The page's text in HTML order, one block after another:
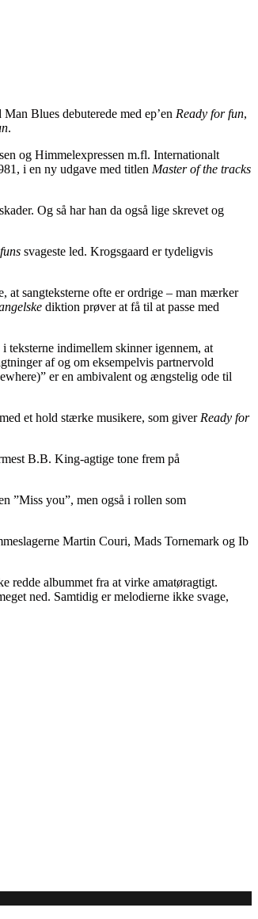
Blues debuterede med ep’en Ready for fun,
.
og Himmelexpressen m.fl. Internationalt
i en ny udgave med titlen Master of the tracks
Og så har han da også lige skrevet og
svageste led. Krogsgaard er tydeligvis
at sangteksterne ofte er ordrige – man mærker
diktion prøver at få til at passe med
teksterne indimellem skinner igennem, at
af og om eksempelvis partnervold
er en ambivalent og ængstelig ode til
et hold stærke musikere, som giver Ready for
B.B. King-agtige tone frem på
”Miss you”, men også i rollen som
Martin Couri, Mads Tornemark og Ib
redde albummet fra at virke amatøragtigt.
ned. Samtidig er melodierne ikke svage,